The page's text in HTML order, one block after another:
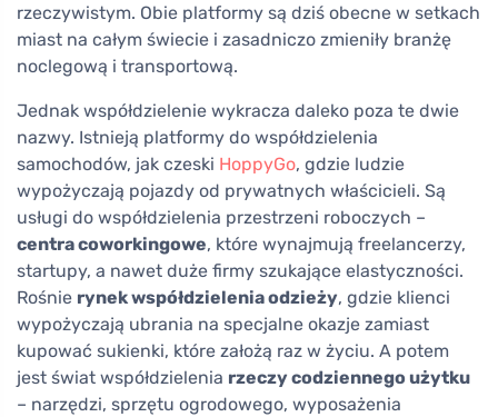
rzeczywistym. Obie platformy są dziś obecne w setkach
miast na całym świecie i zasadniczo zmieniły branżę
noclegową i transportową.
Jednak współdzielenie wykracza daleko poza te dwie
nazwy. Istnieją platformy do współdzielenia
samochodów, jak czeski HoppyGo, gdzie ludzie
wypożyczają pojazdy od prywatnych właścicieli. Są
usługi do współdzielenia przestrzeni roboczych –
centra coworkingowe, które wynajmują freelancerzy,
startupy, a nawet duże firmy szukające elastyczności.
Rośnie rynek współdzielenia odzieży, gdzie klienci
wypożyczają ubrania na specjalne okazje zamiast
kupować sukienki, które założą raz w życiu. A potem
jest świat współdzielenia rzeczy codziennego użytku
– narzędzi, sprzętu ogrodowego, wyposażenia